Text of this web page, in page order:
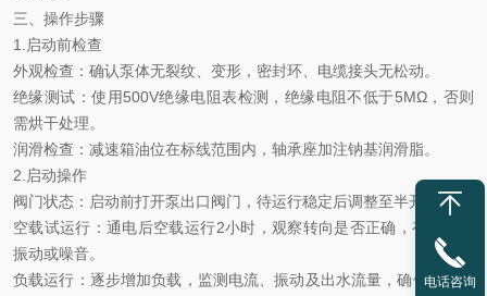
三、操作步骤
1.启动前检查
外观检查 ：确认泵体无裂纹、变形，密封环、电缆接头无松动。
绝缘测试 ：使用500V绝缘电阻表检测，绝缘电阻不低于5MΩ，否则
需烘干处理。
润滑检查 ：减速箱油位在标线范围内，轴承座加注钠基润滑脂。
2.启动操作
阀门状态 ：启动前打开泵出口阀门，待运行稳定后调整至半开状态。
空载试运行 ：通电后空载运行2小时，观察转向是否正确，有无异常
振动或噪音。
负载运行 ：逐步增加负载，监测电流、振动及出水流量，确保在允许
电话咨询